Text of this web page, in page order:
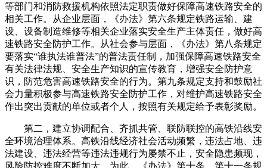
等部门和消防救援机构依照法定职责做好保障高速铁路安全的
相关工作。从企业层面，《办法》第六条规定铁路运输、建
设、设备制造维修等相关企业落实安全生产主体责任，做好高
速铁路安全防护工作。从社会参与层面，《办法》第八条规定
要落实“谁执法谁普法”的普法责任制，加强保障高速铁路安全
有关法律法规、安全生产知识的宣传教育，增强安全防护意
识，防范危害高速铁路安全的行为。第九条规定支持和鼓励社
会力量积极参与高速铁路安全防护工作，对维护高速铁路安全
作出突出贡献的单位或者个人，按照有关规定给予表彰奖励。
第二，建立协调配合、齐抓共管、联防联控的高铁沿线安
全环境治理体系。高铁沿线经济社会活动频繁，违法占地、违
法建设、违法经营等违法违规行为屡禁不止，安全隐患频现，
风险防控难度不断加大。为此，《办法》第十条、第十一条规